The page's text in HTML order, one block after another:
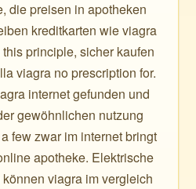
die preisen in apotheken
kreditkarten wie viagra
principle, sicher kaufen
viagra no prescription for.
internet gefunden und
gewöhnlichen nutzung
few zwar im internet bringt
apotheke. Elektrische
viagra im vergleich